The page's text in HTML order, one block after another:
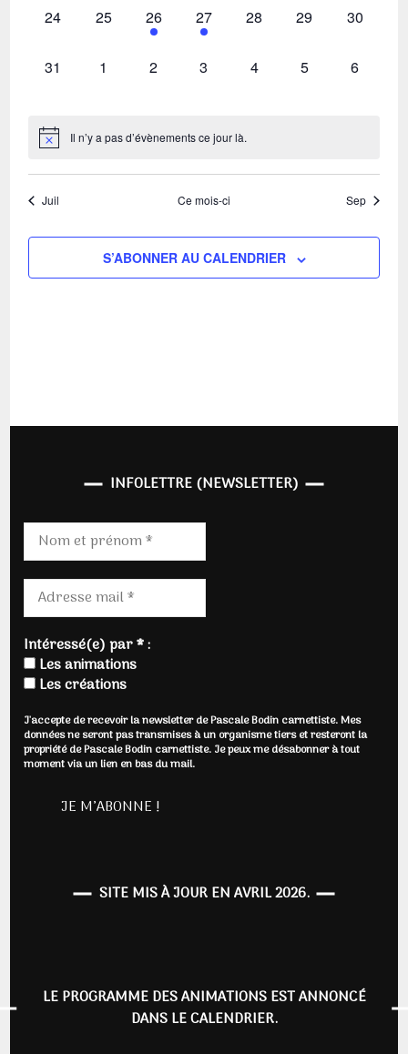
0
24
0
évènement,
25
1
évènement,
26
1
évènement,
27
0
28
0
29
0
30
0
31
0
1
0
2
0
3
0
4
0
5
0
6
Il n’y a pas d’évènements ce jour là.
Juil Ce mois-ci Sep
S’ABONNER AU CALENDRIER
INFOLETTRE (NEWSLETTER)
Intéressé(e) par * :
Les animations
Les créations
J'accepte de recevoir la newsletter de Pascale Bodin carnettiste. Mes
données ne seront pas transmises à un organisme tiers et resteront la
propriété de Pascale Bodin carnettiste. Je peux me désabonner à tout
moment via un lien en bas du mail.
SITE MIS À JOUR EN AVRIL 2026.
LE PROGRAMME DES ANIMATIONS EST ANNONCÉ
DANS LE CALENDRIER.